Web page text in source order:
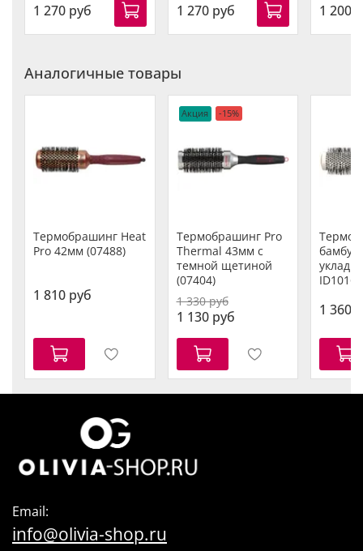
1 270 руб 1 270 руб 1 200
Аналогичные товары
Термобрашинг Heat
Pro 42мм (07488)
1 810 руб
Акция -15%
Термобрашинг Pro
Thermal 43мм с
темной щетиной
(07404)
1 330 руб
1 130 руб
ID1016
1 360
Email:
info@olivia-shop.ru